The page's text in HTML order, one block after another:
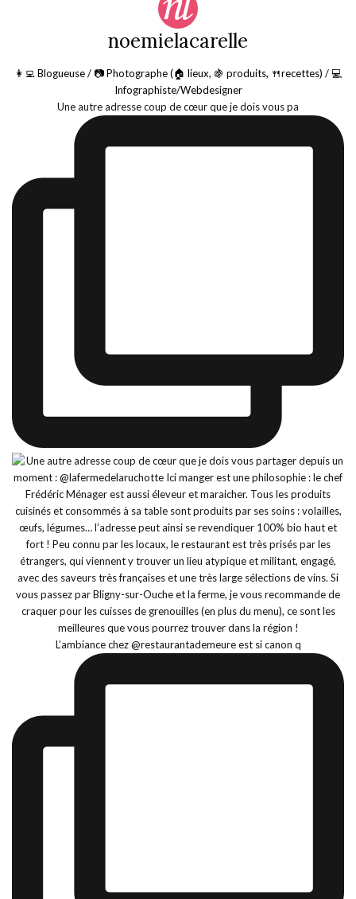
noemielacarelle
👩‍💻 Blogueuse / 📷 Photographe (🏠 lieux, 🍇 produits, 🍴recettes) / 💻
Infographiste/Webdesigner
Une autre adresse coup de cœur que je dois vous pa
L’ambiance chez @restaurantademeure est si canon q